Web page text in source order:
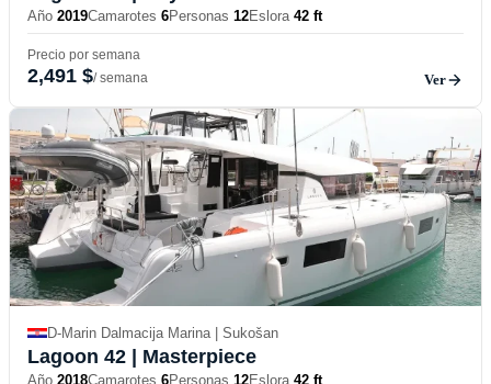
Año 2019Camarotes 6Personas 12Eslora 42 ft
Precio por semana
2,491 $/ semana Ver
D-Marin Dalmacija Marina | Sukošan
Lagoon 42 | Masterpiece
Año 2018Camarotes 6Personas 12Eslora 42 ft